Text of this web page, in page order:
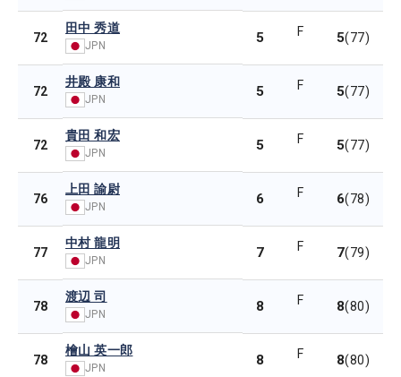
72
田中 秀道
JPN 5 F 5(77)
72
井殿 康和
JPN 5 F 5(77)
72
貴田 和宏
JPN 5 F 5(77)
76
上田 諭尉
JPN 6 F 6(78)
77
中村 龍明
JPN 7 F 7(79)
78
渡辺 司
JPN 8 F 8(80)
78
檜山 英一郎
JPN 8 F 8(80)